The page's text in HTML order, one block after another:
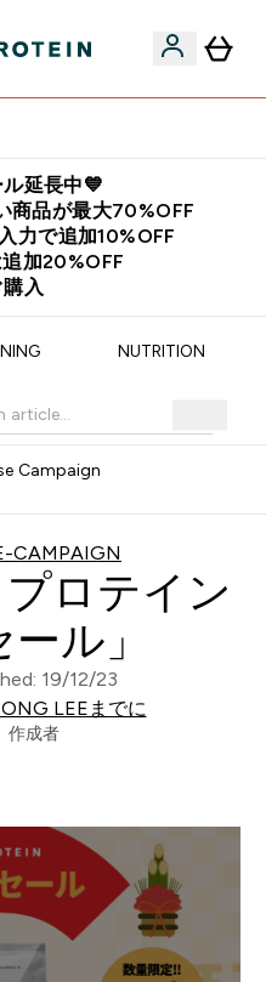
延長中💙
商品が最大70%OFF
力で追加10%OFF
加20%OFF
入
NUTRITION
Campaign
CAMPAIGN
プロテイン
ル」
19/12/23
LEEまでに
作成者